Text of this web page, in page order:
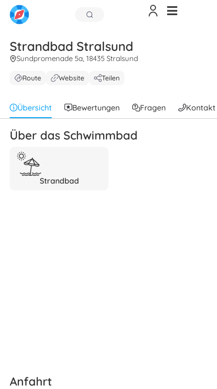
Strandbad Stralsund
Sundpromenade 5a, 18435 Stralsund
Route Website Teilen
Übersicht Bewertungen Fragen Kontakt
Über das Schwimmbad
Strandbad
Anfahrt